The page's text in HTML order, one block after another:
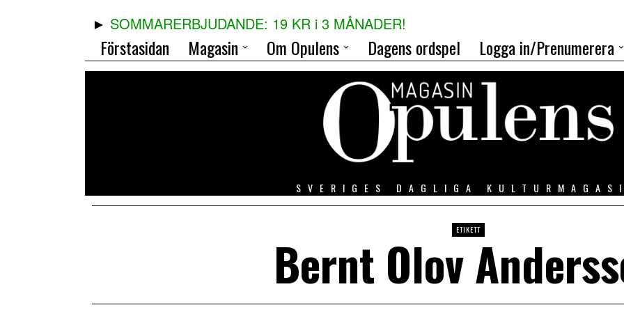
SOMMARERBJUDANDE: 19 KR i 3 MÅNADER!
Förstasidan Magasin Om Opulens Dagens ordspel Logga in/Prenumerera
SVERIGES DAGLIGA
ETIKETT
Bernt Olov